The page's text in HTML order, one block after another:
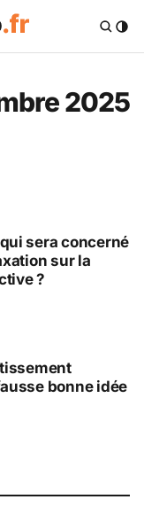
.fr —
2025
sera concerné
sur la
?
bonne idée